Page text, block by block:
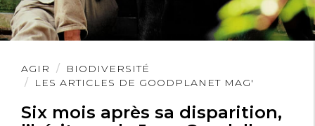
AGIR
BIODIVERSITÉ
LES ARTICLES DE GOODPLANET MAG'
Six mois après sa disparition,
Lire
l'article